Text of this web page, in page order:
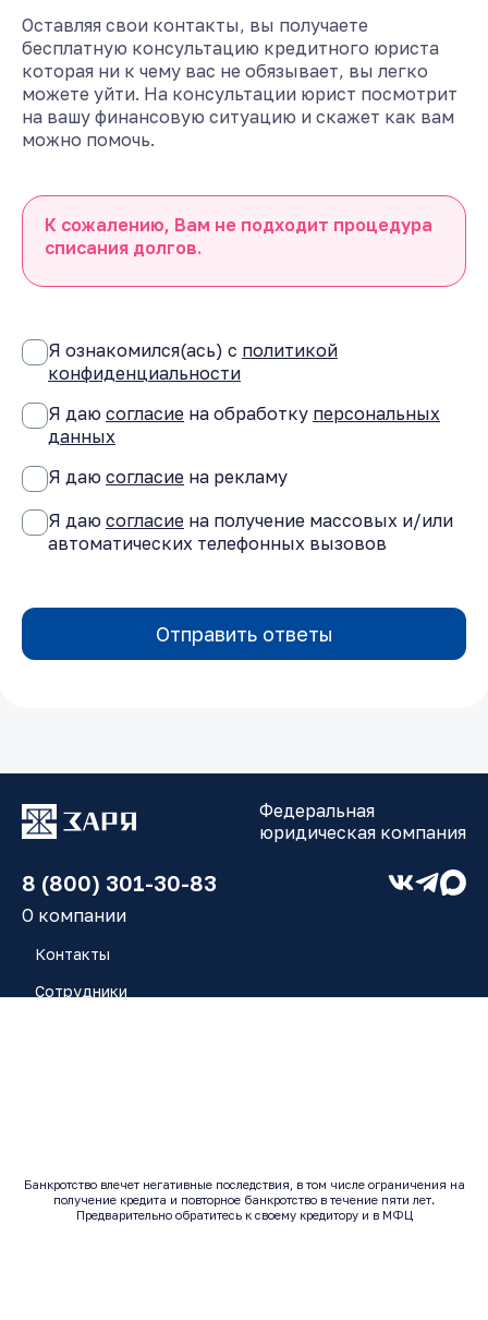
Оставляя свои контакты, вы получаете
бесплатную консультацию кредитного юриста
которая ни к чему вас не обязывает, вы легко
можете уйти. На консультации юрист посмотрит
на вашу финансовую ситуацию и скажет как вам
можно помочь.
К сожалению, Вам не подходит процедура
списания долгов.
Я ознакомился(ась) с политикой
конфиденциальности
Я даю согласие на обработку персональных
данных
Я даю согласие на рекламу
Я даю согласие на получение массовых и/или
автоматических телефонных вызовов
Отправить ответы
Федеральная
юридическая компания
8 (800) 301-30-83
О компании
Контакты
Сотрудники
© 2017 - 2026 | Все права защищены
Банкротство влечет негативные последствия, в том числе ограничения на
получение кредита и повторное банкротство в течение пяти лет.
Предварительно обратитесь к своему кредитору и в МФЦ